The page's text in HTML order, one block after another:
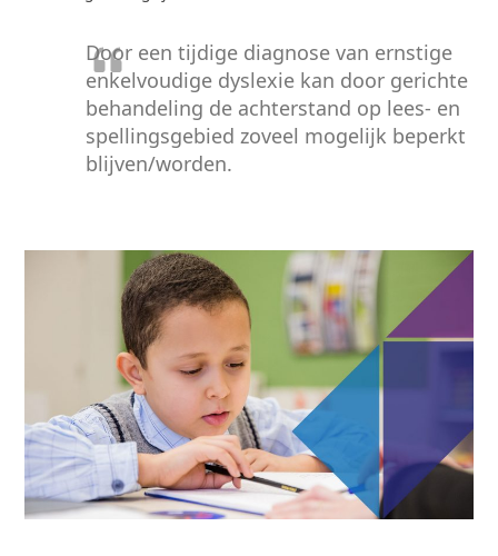
Door een tijdige diagnose van ernstige
enkelvoudige dyslexie kan door gerichte
behandeling de achterstand op lees- en
spellingsgebied zoveel mogelijk beperkt
blijven/worden.